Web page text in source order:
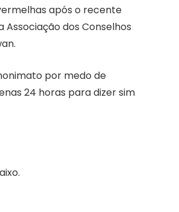
após o recente
dos Conselhos
por medo de
24 horas para dizer sim